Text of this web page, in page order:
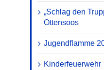
„Schlag den
Ottensoos
Jugendflamme
Kinderfeuerwehr